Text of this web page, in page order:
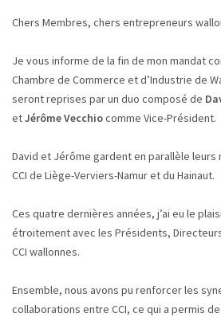
Chers Membres, chers entrepreneurs
Je vous informe de la fin de mon mandat
Chambre de Commerce et d’Industrie de
seront reprises par un duo composé de
etJérôme Vecchiocomme Vice-Président.
David et Jérôme gardent en parallèle
CCI de Liège-Verviers-Namur et du Hainaut.
Ces quatre dernières années, j’ai eu le
étroitement avec les Présidents,
CCI wallonnes.
Ensemble, nous avons pu renforcer les
collaborations entre CCI, ce qui a permis